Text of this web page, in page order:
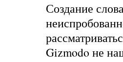
Создание
Gizmodo не